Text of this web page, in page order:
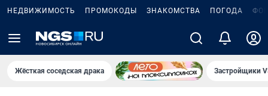
НЕДВИЖИМОСТЬ ПРОМОКОДЫ ЗНАКОМСТВА ПОГОДА
Жёсткая соседская драка Застройщики